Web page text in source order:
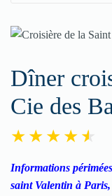
Dîner
Cie des
Informations
saint Valentin à Paris,